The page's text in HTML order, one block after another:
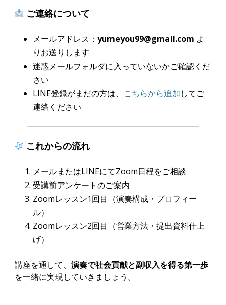
ご連絡について
メールアドレス： yumeyou99@gmail.com よ
りお送りします
迷惑メールフォルダに入っていないかご確認くだ
さい
LINE登録がまだの方は、 こちらから追加してご
連絡ください
これからの流れ
メールまたはLINEにてZoom日程をご相談
受講前アンケートのご案内
Zoomレッスン1回目（演奏構成・プロフィー
ル）
Zoomレッスン2回目（営業方法・提出資料仕上
げ）
講座を通して、 演奏で社会貢献と副収入を得る第一歩
を一緒に実現していきましょう。